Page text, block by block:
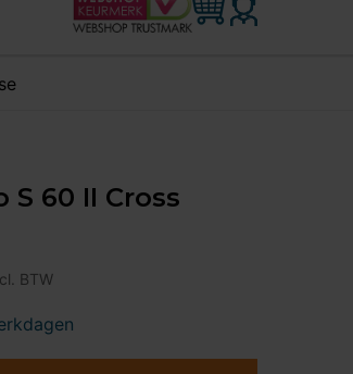
60 II Cross
BTW